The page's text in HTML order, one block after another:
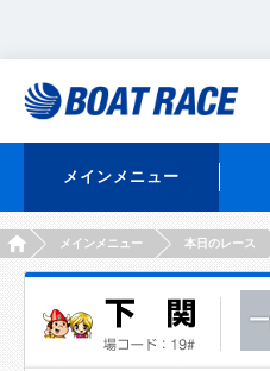
メインメニュー
HOMEメインメニュー 本日のレース